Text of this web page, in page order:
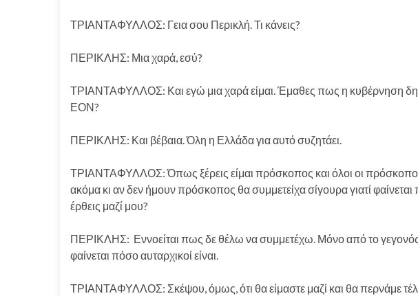
ΤΡΙΑΝΤΑΦΥΛΛΟΣ: Γεια σου Περικλή. Τι κάνεις?
ΠΕΡΙΚΛΗΣ: Μια χαρά, εσύ?
ΤΡΙΑΝΤΑΦΥΛΛΟΣ: Και εγώ μια χαρά είμαι. Έμαθες πως η κυβέρνηση
ΕΟΝ?
ΠΕΡΙΚΛΗΣ: Και βέβαια. Όλη η Ελλάδα για αυτό συζητάει.
ΤΡΙΑΝΤΑΦΥΛΛΟΣ: Όπως ξέρεις είμαι πρόσκοπος και όλοι οι
ακόμα κι αν δεν ήμουν πρόσκοπος θα συμμετείχα σίγουρα γιατί
έρθεις μαζί μου?
ΠΕΡΙΚΛΗΣ: Εννοείται πως δε θέλω να συμμετέχω. Μόνο από το γεγονός
φαίνεται πόσο αυταρχικοί είναι.
ΤΡΙΑΝΤΑΦΥΛΛΟΣ: Σκέψου, όμως, ότι θα είμαστε μαζί και θα περνάμε